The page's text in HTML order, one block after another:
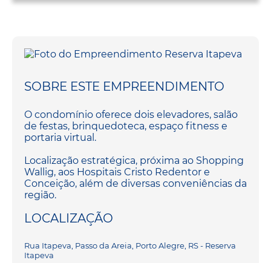
SOBRE ESTE EMPREENDIMENTO
O condomínio oferece dois elevadores, salão
de festas, brinquedoteca, espaço fitness e
portaria virtual.
Localização estratégica, próxima ao Shopping
Wallig, aos Hospitais Cristo Redentor e
Conceição, além de diversas conveniências da
região.
LOCALIZAÇÃO
Rua Itapeva, Passo da Areia, Porto Alegre, RS - Reserva
Itapeva